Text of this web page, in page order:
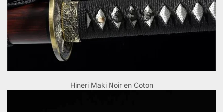
Hineri Maki Noir en Coton